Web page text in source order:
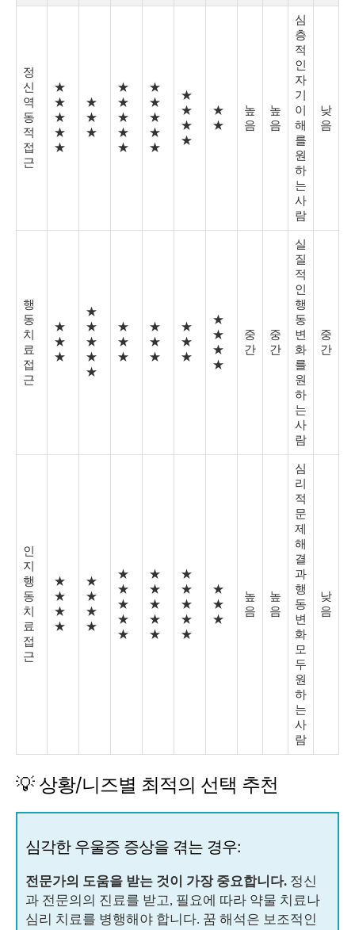
정
신
역
동
적
접
근
★
★
★
★
★
★
★
★
★
★
★
★
★
★
★
★
★
★
★
★
★
★
★
★
높
음
높
음
심
층
적
인
자
기
이
해
를
원
하
는
사
람
낮
음
행
동
치
료
접
근
★
★
★
★
★
★
★
★
★
★
★
★
★
★
★
★
★
★
★
★
★
중
간
중
간
실
질
적
인
행
동
변
화
를
원
하
는
사
람
중
간
인
지
행
동
치
료
접
근
★
★
★
★
★
★
★
★
★
★
★
★
★
★
★
★
★
★
★
★
★
★
★
★
★
★
높
음
높
음
심
리
적
문
제
해
결
과
행
동
변
화
모
두
원
하
는
사
람
낮
음
💡 상황/니즈별 최적의 선택 추천
심각한 우울증 증상을 겪는 경우:
전문가의 도움을 받는 것이 가장 중요합니다. 정신
과 전문의의 진료를 받고, 필요에 따라 약물 치료나
심리 치료를 병행해야 합니다. 꿈 해석은 보조적인